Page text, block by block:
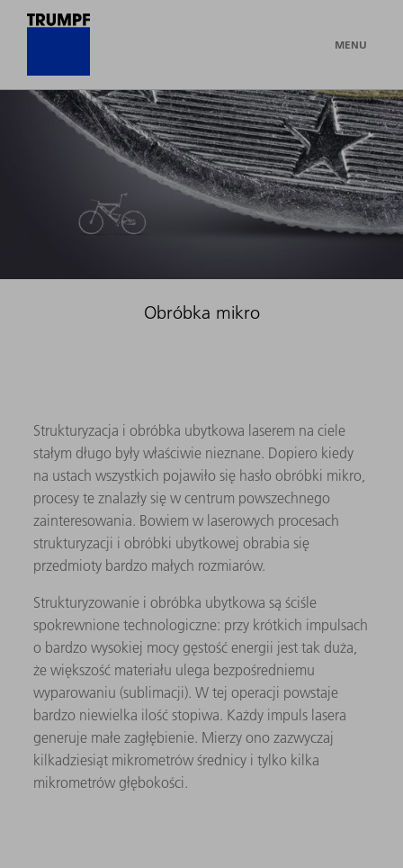
MENU
Obróbka mikro
Strukturyzacja i obróbka ubytkowa laserem na ciele
stałym długo były właściwie nieznane. Dopiero kiedy
na ustach wszystkich pojawiło się hasło obróbki mikro,
procesy te znalazły się w centrum powszechnego
zainteresowania. Bowiem w laserowych procesach
strukturyzacji i obróbki ubytkowej obrabia się
przedmioty bardzo małych rozmiarów.
Strukturyzowanie i obróbka ubytkowa są ściśle
spokrewnione technologiczne: przy krótkich impulsach
o bardzo wysokiej mocy gęstość energii jest tak duża,
że większość materiału ulega bezpośredniemu
wyparowaniu (sublimacji). W tej operacji powstaje
bardzo niewielka ilość stopiwa. Każdy impuls lasera
generuje małe zagłębienie. Mierzy ono zazwyczaj
kilkadziesiąt mikrometrów średnicy i tylko kilka
mikrometrów głębokości.